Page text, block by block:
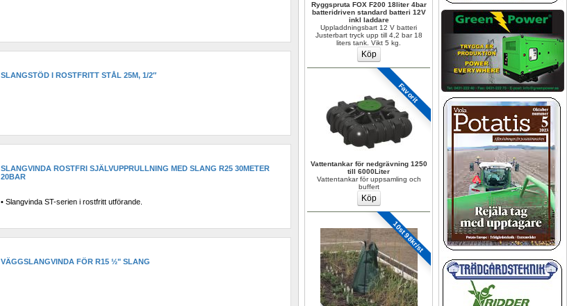
Ryggspruta FOX F200 18liter 4bar
batteridriven standard batteri 12V
inkl laddare
Uppladdningsbart 12 V batteri
Justerbart tryck upp till 4,2 bar 18
liters tank. Vikt 5 kg.
Favorit
Vattentankar för nedgrävning 1250
till 6000Liter
Vattentankar för uppsamling och
buffert
10st 98kr/st
SLANGSTÖD I ROSTFRITT STÅL 25M, 1/2″
SLANGVINDA ROSTFRI SJÄLVUPPRULLNING MED SLANG R25 30METER
20BAR
• Slangvinda ST-serien i rostfritt utförande.
VÄGGSLANGVINDA FÖR R15 ½" SLANG